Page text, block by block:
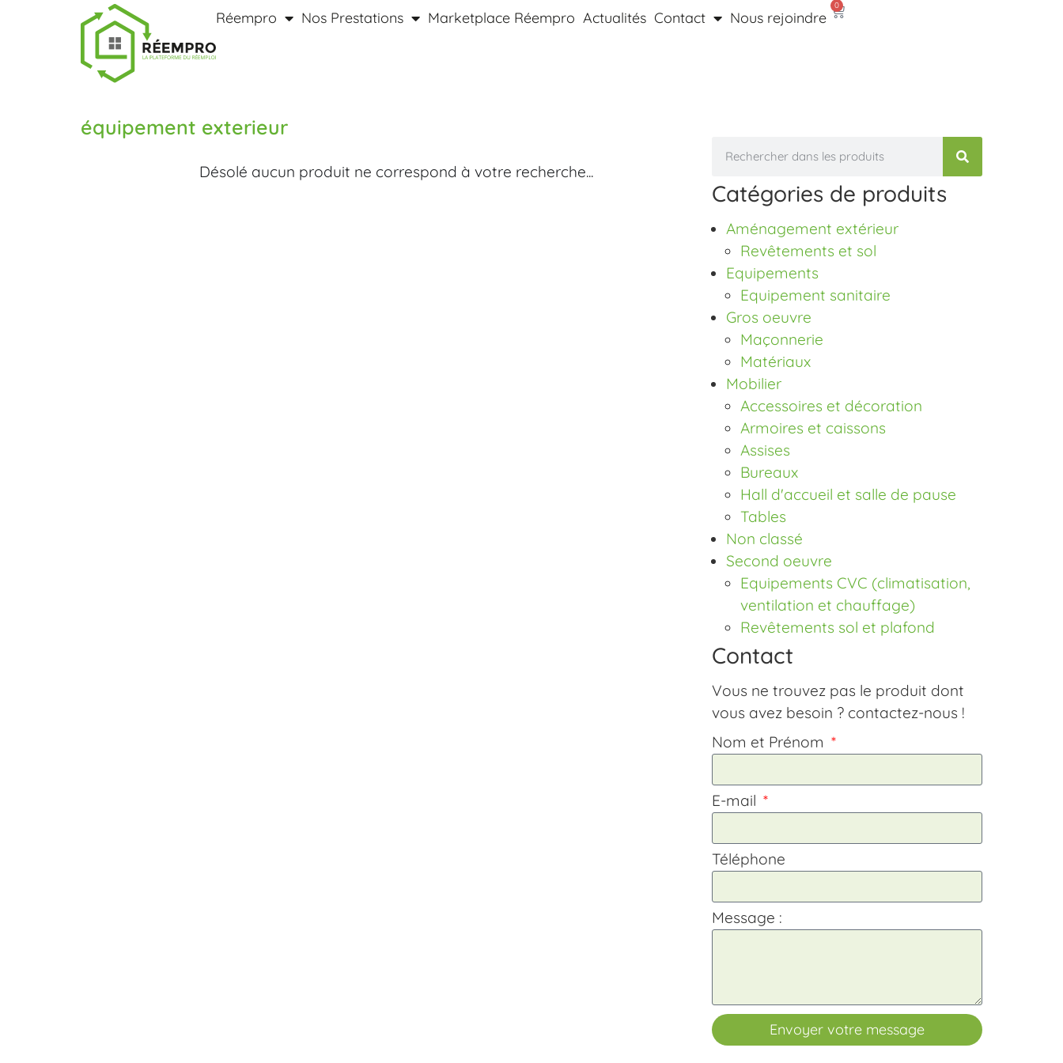
Réempro Nos Prestations Marketplace Réempro Actualités Contact Nous rejoindre
0
équipement exterieur
Désolé aucun produit ne correspond à votre recherche...
Catégories de produits
Aménagement extérieur
Revêtements et sol
Equipements
Equipement sanitaire
Gros oeuvre
Maçonnerie
Matériaux
Mobilier
Accessoires et décoration
Armoires et caissons
Assises
Bureaux
Hall d'accueil et salle de pause
Tables
Non classé
Second oeuvre
Equipements CVC (climatisation,
ventilation et chauffage)
Revêtements sol et plafond
Contact
Vous ne trouvez pas le produit dont
vous avez besoin ? contactez-nous !
Nom et Prénom
E-mail
Téléphone
Message :
Envoyer votre message